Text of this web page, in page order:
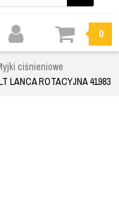
0
ciśnieniowe
LANCA ROTACYJNA 41983